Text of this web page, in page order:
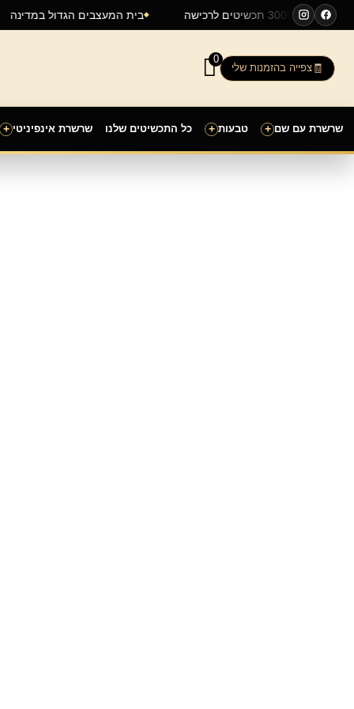
בית המעצבים הגדול מעל 3000 תכשיטים לרכישה
צפייה בהזמנות שלי
0
שרשרת עם שם + טבעות + כל התכשיטים שלנו שרשרת אינפיניטי +
דילוג
לתוכן